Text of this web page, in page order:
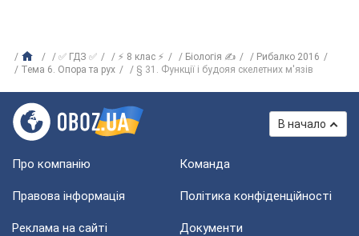
✅ ГДЗ ✅ ⚡ 8 клас ⚡ Біологія ✍
Рибалко 2016
Тема 6. Опора та рух
§ 31. Функції і будояя скелетних м'язів
В начало
Про компанію Команда
Правова інформація Політика конфіденційності
Реклама на сайті Документи